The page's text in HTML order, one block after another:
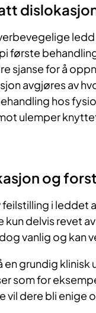
ledd
første
sjanse for å
avgjøres av
hos
ulemper
og
i leddet
delvis revet
vanlig og kan
grundig
som for
vil dere bli enige